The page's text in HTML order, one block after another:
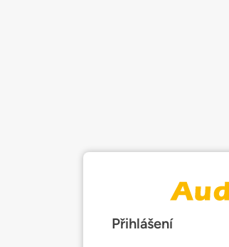
Přihlášení